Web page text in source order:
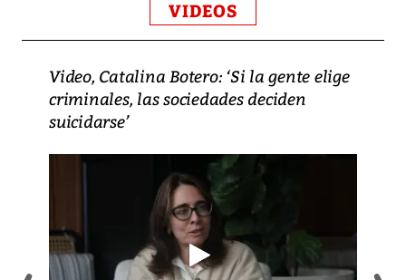
VIDEOS
Video, Catalina Botero: ‘Si la gente elige
criminales, las sociedades deciden
suicidarse’